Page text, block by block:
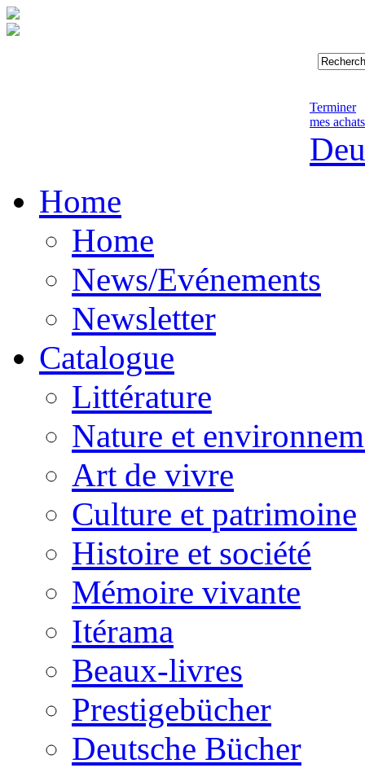
Terminer
mes
Home
Home
News/Evénements
Newsletter
Catalogue
Littérature
Nature et
Art de vivre
Culture et patrimoine
Histoire et société
Mémoire vivante
Itérama
Beaux-livres
Prestigebücher
Deutsche Bücher